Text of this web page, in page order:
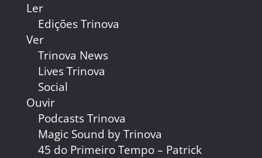
Ler
Edições Trinova
Ver
Trinova News
Lives Trinova
Social
Ouvir
Podcasts Trinova
Magic Sound by Trinova
45 do Primeiro Tempo – Patrick